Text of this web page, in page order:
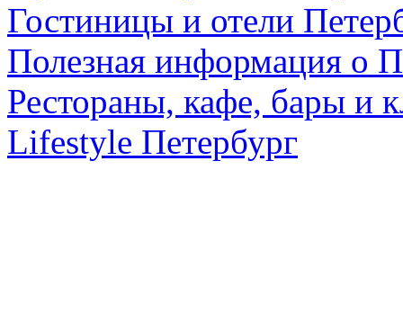
Гостиницы и отели
Полезная информация о
Рестораны, кафе, бары и
Lifestyle Петербург